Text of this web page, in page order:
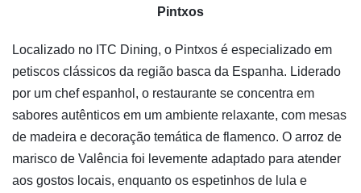
Pintxos
Localizado no ITC Dining, o Pintxos é especializado em
petiscos clássicos da região basca da Espanha. Liderado
por um chef espanhol, o restaurante se concentra em
sabores autênticos em um ambiente relaxante, com mesas
de madeira e decoração temática de flamenco. O arroz de
marisco de Valência foi levemente adaptado para atender
aos gostos locais, enquanto os espetinhos de lula e